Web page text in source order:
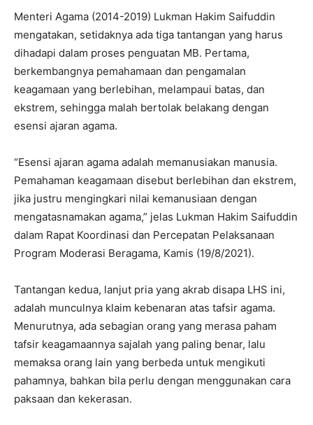
Menteri Agama (2014-2019) Lukman Hakim Saifuddin
mengatakan, setidaknya ada tiga tantangan yang harus
dihadapi dalam proses penguatan MB. Pertama,
berkembangnya pemahamaan dan pengamalan
keagamaan yang berlebihan, melampaui batas, dan
ekstrem, sehingga malah bertolak belakang dengan
esensi ajaran agama.
“Esensi ajaran agama adalah memanusiakan manusia.
Pemahaman keagamaan disebut berlebihan dan ekstrem,
jika justru mengingkari nilai kemanusiaan dengan
mengatasnamakan agama,” jelas Lukman Hakim Saifuddin
dalam Rapat Koordinasi dan Percepatan Pelaksanaan
Program Moderasi Beragama, Kamis (19/8/2021).
Tantangan kedua, lanjut pria yang akrab disapa LHS ini,
adalah munculnya klaim kebenaran atas tafsir agama.
Menurutnya, ada sebagian orang yang merasa paham
tafsir keagamaannya sajalah yang paling benar, lalu
memaksa orang lain yang berbeda untuk mengikuti
pahamnya, bahkan bila perlu dengan menggunakan cara
paksaan dan kekerasan.